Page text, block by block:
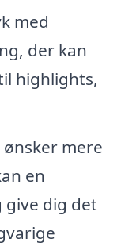
med
der kan
highlights,
ønsker mere
en
dig det